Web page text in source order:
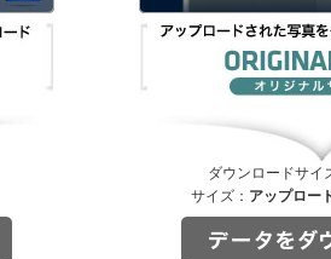
ダウンロードサイ
サイズ： アップロー